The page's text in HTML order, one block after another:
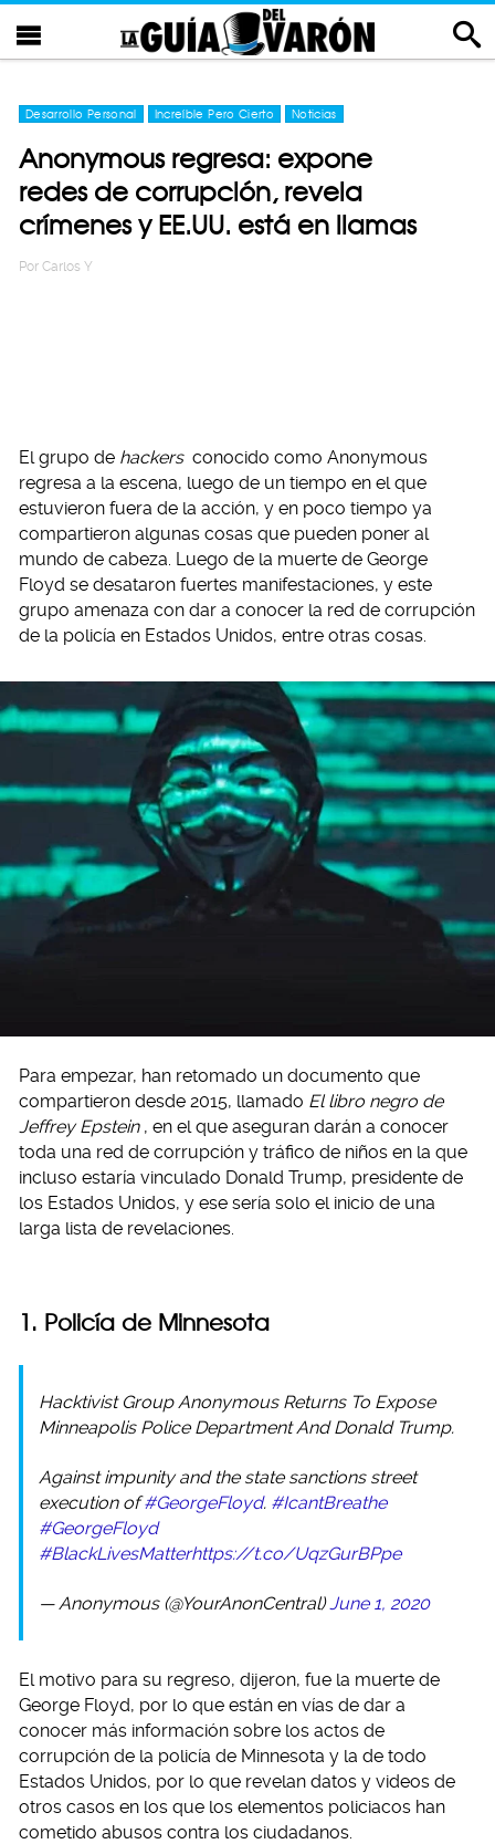
Desarrollo Personal Increíble Pero Cierto Noticias
Anonymous regresa: expone
redes de corrupción, revela
crímenes y EE.UU. está en llamas
Por Carlos Y
El grupo de hackers conocido como Anonymous
regresa a la escena, luego de un tiempo en el que
estuvieron fuera de la acción, y en poco tiempo ya
compartieron algunas cosas que pueden poner al
mundo de cabeza. Luego de la muerte de George
Floyd se desataron fuertes manifestaciones, y este
grupo amenaza con dar a conocer la red de corrupción
de la policía en Estados Unidos, entre otras cosas.
Para empezar, han retomado un documento que
compartieron desde 2015, llamado El libro negro de
Jeffrey Epstein , en el que aseguran darán a conocer
toda una red de corrupción y tráfico de niños en la que
incluso estaría vinculado Donald Trump, presidente de
los Estados Unidos, y ese sería solo el inicio de una
larga lista de revelaciones.
1. Policía de Minnesota
Hacktivist Group Anonymous Returns To Expose
Minneapolis Police Department And Donald Trump.
Against impunity and the state sanctions street
execution of#GeorgeFloyd. #IcantBreathe
#GeorgeFloyd
#BlackLivesMatterhttps://t.co/UqzGurBPpe
— Anonymous (@YourAnonCentral)June 1, 2020
El motivo para su regreso, dijeron, fue la muerte de
George Floyd, por lo que están en vías de dar a
conocer más información sobre los actos de
corrupción de la policía de Minnesota y la de todo
Estados Unidos, por lo que revelan datos y videos de
otros casos en los que los elementos policiacos han
cometido abusos contra los ciudadanos.